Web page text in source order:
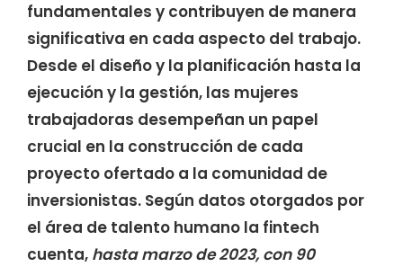
fundamentales y contribuyen de manera
significativa en cada aspecto del trabajo.
Desde el diseño y la planificación hasta la
ejecución y la gestión, las mujeres
trabajadoras desempeñan un papel
crucial en la construcción de cada
proyecto ofertado a la comunidad de
inversionistas. Según datos otorgados por
el área de talento humano la fintech
cuenta, hasta marzo de 2023, con 90